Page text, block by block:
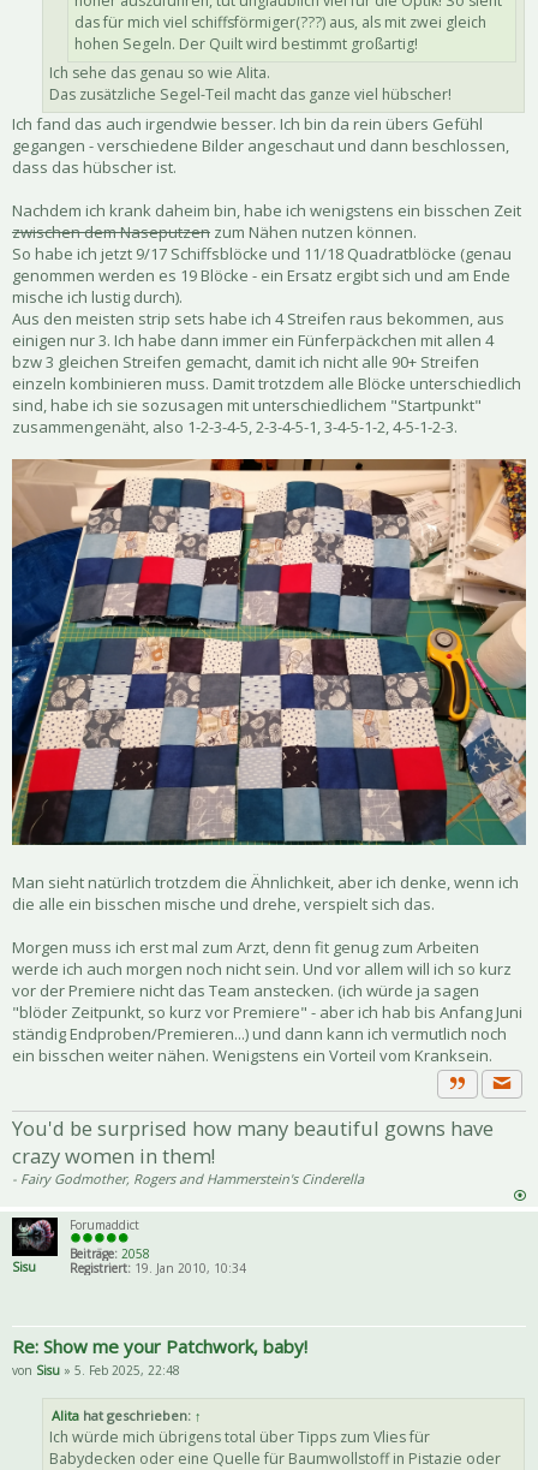
das für mich viel schiffsförmiger(???) aus, als mit zwei gleich
hohen Segeln. Der Quilt wird bestimmt großartig!
Ich sehe das genau so wie Alita.
Das zusätzliche Segel-Teil macht das ganze viel hübscher!
Ich fand das auch irgendwie besser. Ich bin da rein übers Gefühl
gegangen - verschiedene Bilder angeschaut und dann beschlossen,
dass das hübscher ist.
Nachdem ich krank daheim bin, habe ich wenigstens ein bisschen Zeit
zwischen dem Naseputzen zum Nähen nutzen können.
So habe ich jetzt 9/17 Schiffsblöcke und 11/18 Quadratblöcke (genau
genommen werden es 19 Blöcke - ein Ersatz ergibt sich und am Ende
mische ich lustig durch).
Aus den meisten strip sets habe ich 4 Streifen raus bekommen, aus
einigen nur 3. Ich habe dann immer ein Fünferpäckchen mit allen 4
bzw 3 gleichen Streifen gemacht, damit ich nicht alle 90+ Streifen
einzeln kombinieren muss. Damit trotzdem alle Blöcke unterschiedlich
sind, habe ich sie sozusagen mit unterschiedlichem "Startpunkt"
zusammengenäht, also 1-2-3-4-5, 2-3-4-5-1, 3-4-5-1-2, 4-5-1-2-3.
Man sieht natürlich trotzdem die Ähnlichkeit, aber ich denke, wenn ich
die alle ein bisschen mische und drehe, verspielt sich das.
Morgen muss ich erst mal zum Arzt, denn fit genug zum Arbeiten
werde ich auch morgen noch nicht sein. Und vor allem will ich so kurz
vor der Premiere nicht das Team anstecken. (ich würde ja sagen
"blöder Zeitpunkt, so kurz vor Premiere" - aber ich hab bis Anfang Juni
ständig Endproben/Premieren...) und dann kann ich vermutlich noch
ein bisschen weiter nähen. Wenigstens ein Vorteil vom Kranksein.
Zitat
You'd be surprised how many beautiful gowns have
crazy women in them!
- Fairy Godmother, Rogers and Hammerstein's Cinderella
Sisu
Forumaddict
Beiträge: 2058
Registriert:19. Jan 2010, 10:34
Re: Show me your Patchwork, baby!
von Sisu » 5. Feb 2025, 22:48
Alita hat geschrieben: ↑
Ich würde mich übrigens total über Tipps zum Vlies für
Babydecken oder eine Quelle für Baumwollstoff in Pistazie oder